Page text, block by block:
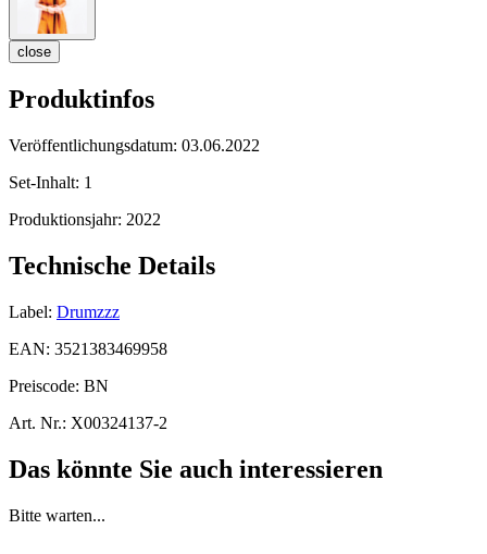
close
Produktinfos
Veröffentlichungsdatum: 03.06.2022
Set-Inhalt: 1
Produktionsjahr: 2022
Technische Details
Label: Drumzzz
EAN: 3521383469958
Preiscode: BN
Art. Nr.: X00324137-2
Das könnte Sie auch interessieren
Bitte warten...